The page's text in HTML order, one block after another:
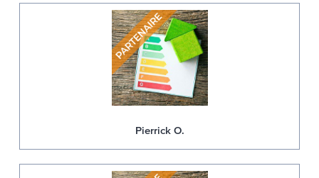
Pierrick O.